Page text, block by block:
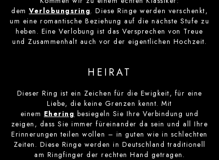
dem Verlobungsring. Diese Ringe werden verschenkt,
um eine romantische Beziehung auf die nächste Stufe zu
heben. Eine Verlobung ist das Versprechen von Treue
und Zusammenhalt auch vor der eigentlichen Hochzeit.
HEIRAT
Dieser Ring ist ein Zeichen für die Ewigkeit, für eine
Liebe, die keine Grenzen kennt. Mit
einem Ehering besiegeln Sie Ihre Verbindung und
zeigen, dass Sie immer füreinander da sein und all Ihre
Erinnerungen teilen wollen – in guten wie in schlechten
Zeiten. Diese Ringe werden in Deutschland traditionell
am Ringfinger der rechten Hand getragen.